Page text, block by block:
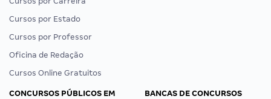
Cursos por Estado
Cursos por Professor
Oficina de Redação
Cursos Online Gratuitos
CONCURSOS PÚBLICOS EM
BANCAS DE CONCURSOS